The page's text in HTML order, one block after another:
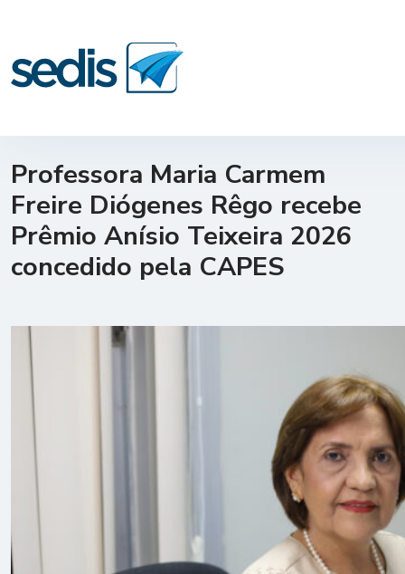
Professora Maria Carmem
Freire Diógenes Rêgo recebe
Prêmio Anísio Teixeira 2026
concedido pela CAPES